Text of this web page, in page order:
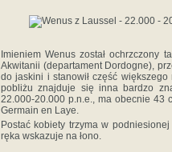
Imieniem Wenus został ochrzczony
Akwitanii (departament Dordogne),
do jaskini i stanowił część większego
pobliżu znajduje się inna bardzo
22.000-20.000 p.n.e., ma obecnie 43
Germain en Laye.
Postać kobiety trzyma w
ręka wskazuje na łono.